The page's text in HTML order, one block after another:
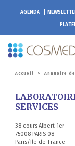
AGENDA
Accueil > Annuaire
SERVICES
38 cours Albert 1er
75008 PARIS 08
Paris/Ile-de-France